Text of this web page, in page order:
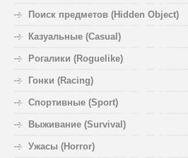
Поиск предметов (Hidden Object)
Казуальные (Casual)
Рогалики (Roguelike)
Гонки (Racing)
Спортивные (Sport)
Выживание (Survival)
Ужасы (Horror)